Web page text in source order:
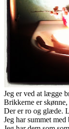
Jeg er ved at lægge
Brikkerne er
Der er ro og glæde.
Jeg har summet